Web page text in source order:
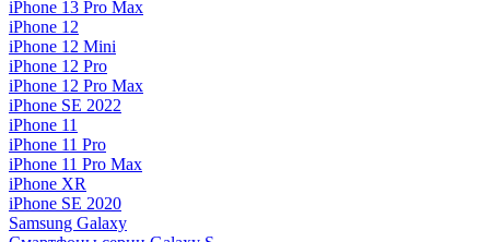
iPhone 13 Pro Max
iPhone 12
iPhone 12 Mini
iPhone 12 Pro
iPhone 12 Pro Max
iPhone SE 2022
iPhone 11
iPhone 11 Pro
iPhone 11 Pro Max
iPhone XR
iPhone SE 2020
Samsung Galaxy